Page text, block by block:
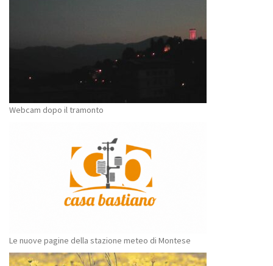
Webcam dopo il tramonto
Le nuove pagine della stazione meteo di Montese